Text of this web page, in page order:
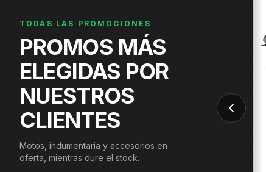
TODAS LAS PROMOCIONES
PROMOS MÁS
ELEGIDAS POR
NUESTROS
CLIENTES
Motos, indumentaria y accesorios en
oferta, mientras dure el stock.